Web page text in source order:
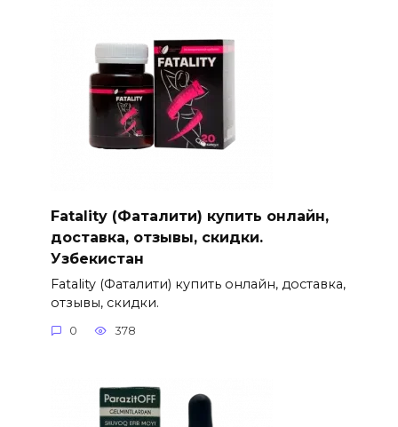
Fatality (Фаталити) купить онлайн,
доставка, отзывы, скидки.
Узбекистан
Fatality (Фаталити) купить онлайн, доставка,
отзывы, скидки.
0 378